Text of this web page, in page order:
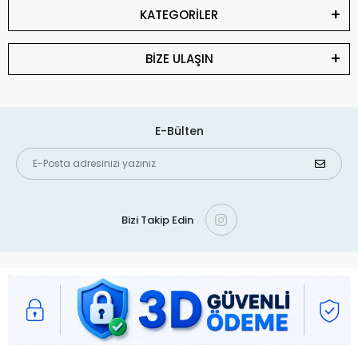
KATEGORİLER
BİZE ULAŞIN
E-Bülten
Bizi Takip Edin